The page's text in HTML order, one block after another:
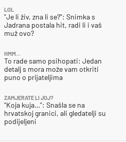
LOL
"Je li živ, zna li se?": Snimka s
Jadrana postala hit, radi li i vaš
muž ovo?
HMM…
To rade samo psihopati: Jedan
detalj s mora može vam otkriti
puno o prijateljima
ZAMJERATE LI JOJ?
"Koja kuja…": Snašla se na
hrvatskoj granici, ali gledatelji su
podijeljeni